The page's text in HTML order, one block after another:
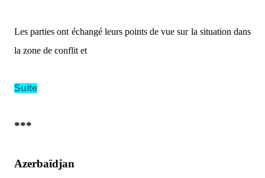
Les parties ont échangé leurs points de vue sur la situation dans
la zone de conflit et
Suite
***
Azerbaïdjan